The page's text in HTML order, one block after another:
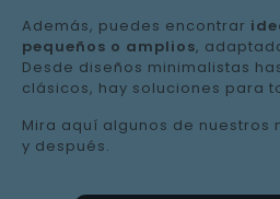
Además, puedes encontrar
pequeños o amplios,
Desde diseños minimalistas
clásicos, hay soluciones para
Mira aquí algunos de nuestros
y después.